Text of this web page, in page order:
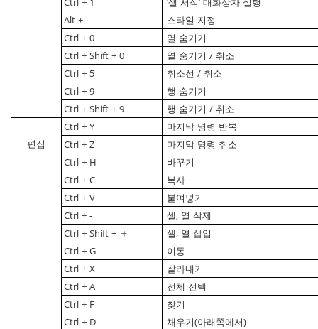
Alt + ′ 스타일 지정
Ctrl + 0 열 숨기기
Ctrl + Shift + 0 열 숨기기 / 취소
Ctrl + 5 취소선 / 취소
Ctrl + 9 행 숨기기
Ctrl + Shift + 9 행 숨기기 / 취소
편집
Ctrl + Y 마지막 명령 반복
Ctrl + Z 마지막 명령 취소
Ctrl + H
바꾸기
Ctrl + C
복사
Ctrl + V
붙여넣기
Ctrl + - 셀, 열 삭제
Ctrl + Shift + ＋ 셀, 열 삽입
Ctrl + G
이동
Ctrl + X
잘라내기
Ctrl + A 전체 선택
Ctrl + F
찾기
Ctrl + D
채우기(아래쪽에서)